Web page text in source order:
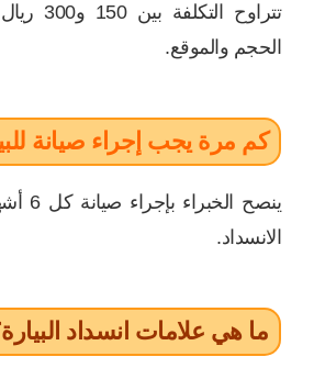
تتراوح
الحجم والموقع.
كم مرة يجب إجراء صيانة
ينصح
الانسداد.
ما هي علامات انسداد